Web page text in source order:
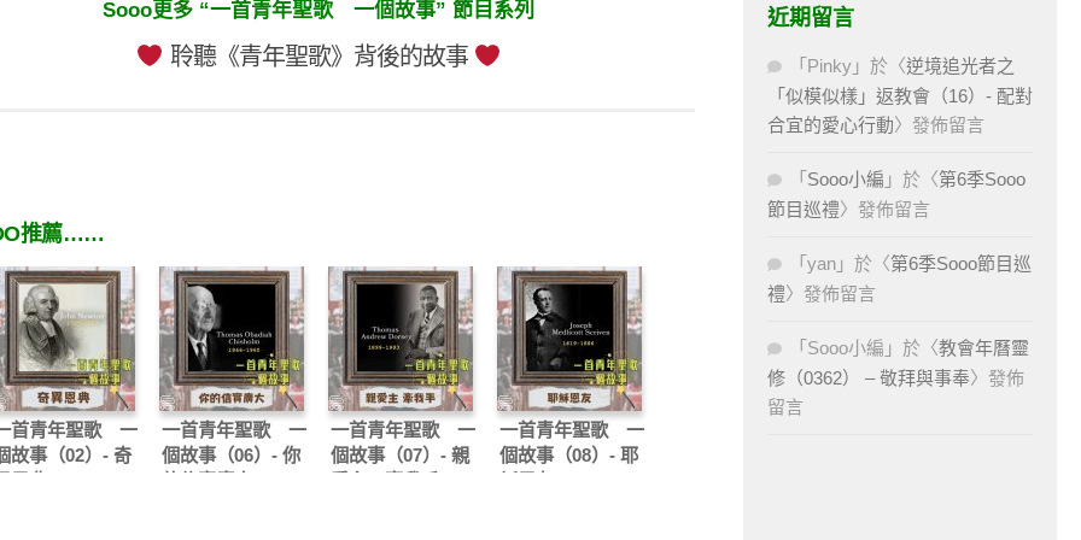
Sooo更多 “一首青年聖歌 一個故事” 節目系列
聆聽《青年聖歌》背後的故事
推薦……
首青年聖歌 一
故事（02）- 奇
一首青年聖歌 一
個故事（06）- 你
一首青年聖歌 一
個故事（07）- 親
一首青年聖歌 一
個故事（08）- 耶
近期留言
「 Pinky 」於〈逆境追光者之
「似模似樣」返教會（16）- 配對
合宜的愛心行動〉發佈留言
「 Sooo小編 」於〈第6季Sooo
節目巡禮〉發佈留言
「 yan 」於〈第6季Sooo節目巡
禮〉發佈留言
「 Sooo小編 」於〈教會年曆靈
修（0362） – 敬拜與事奉〉發佈
留言